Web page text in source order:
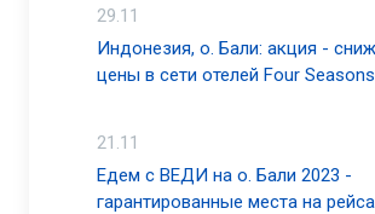
29.11
Индонезия, о. Бали: акция -
цены в сети отелей Four Seasons
21.11
Едем с ВЕДИ на о. Бали 2023 -
гарантированные места на